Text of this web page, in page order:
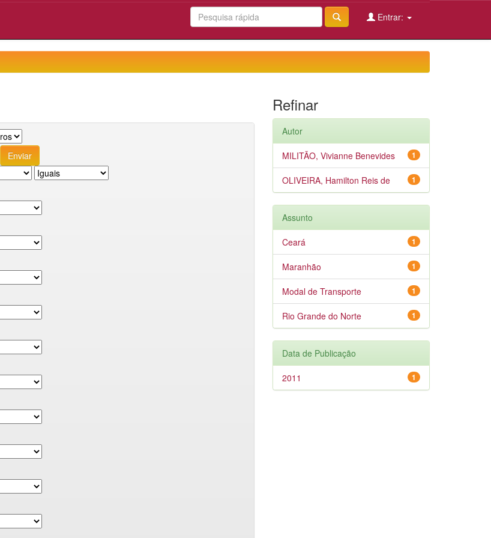
Entrar:
Refinar
Autor
1
MILITÃO, Vivianne Benevides
1
OLIVEIRA, Hamilton Reis de
Assunto
1
Ceará
1
Maranhão
1
Modal de Transporte
1
Rio Grande do Norte
Data de Publicação
1
2011